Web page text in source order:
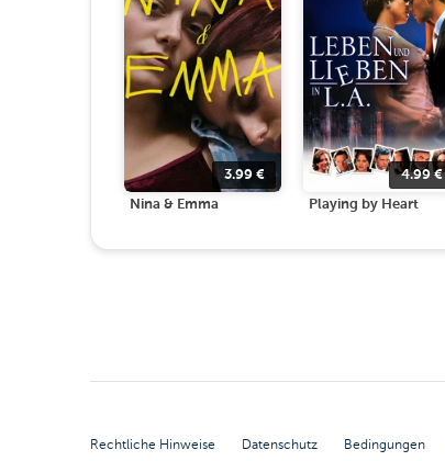
3.99€
Nina & Emma
4.99€
Playing by Heart
Rechtliche Hinweise Datenschutz Bedingungen